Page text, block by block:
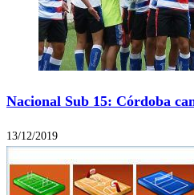
Nacional Sub 15: Córdoba
13/12/2019